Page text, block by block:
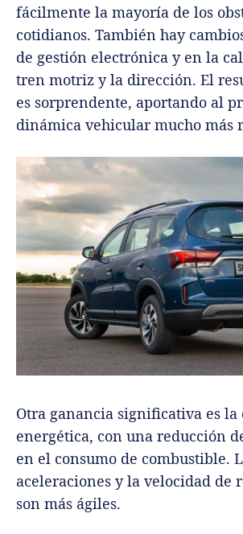
fácilmente la mayoría de los
cotidianos. También hay
de gestión electrónica y en la
tren motriz y la dirección. El
es sorprendente, aportando al
dinámica vehicular mucho más
Otra ganancia significativa es
energética, con una reducción
en el consumo de combustible.
aceleraciones y la velocidad de
son más ágiles.